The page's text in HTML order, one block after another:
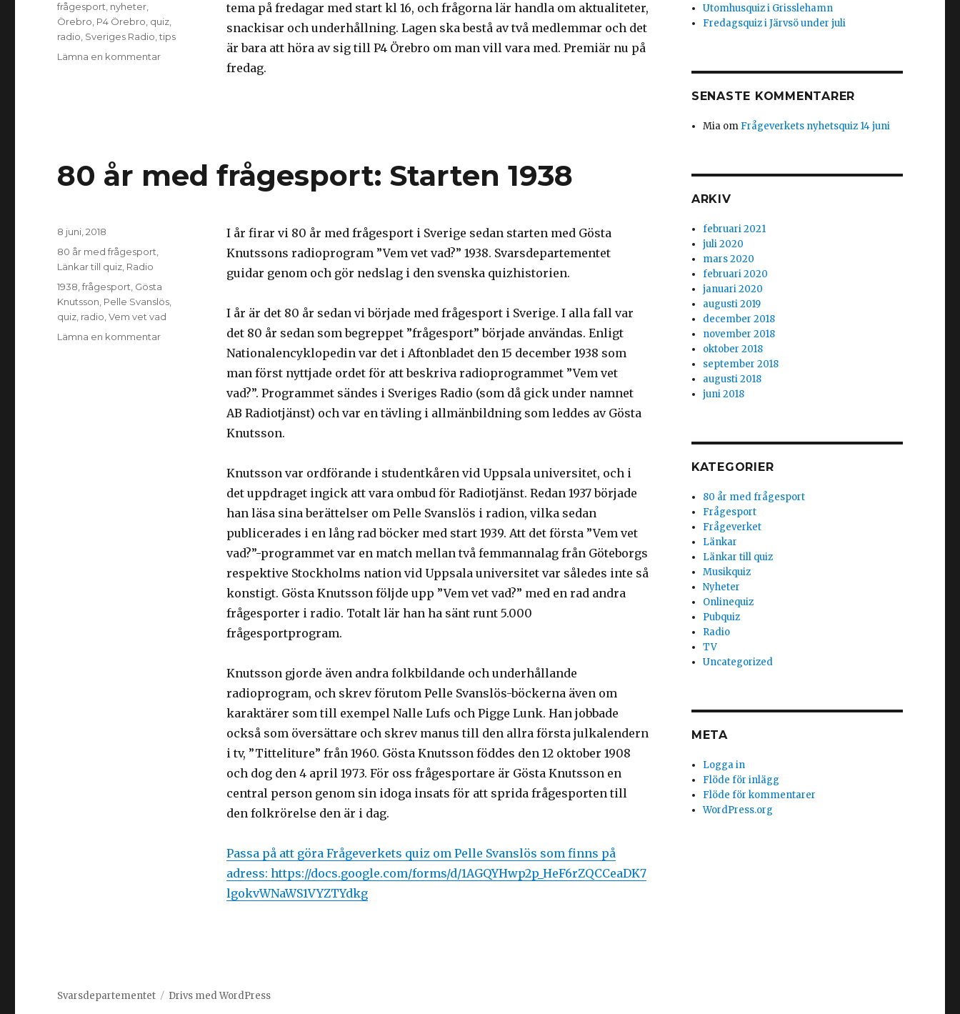
tema på fredagar med start kl 16, och frågorna lär handla om aktualiteter,
snackisar och underhållning. Lagen ska bestå av två medlemmar och det
är bara att höra av sig till P4 Örebro om man vill vara med. Premiär nu på
fredag.
Taggar
frågesport nyheter
Örebro P4 Örebro quiz
radio Sveriges Radio ,tips
Lämna en kommentar
80 år med frågesport: Starten 1938
I år firar vi 80 år med frågesport i Sverige sedan starten med Gösta
Knutssons radioprogram ”Vem vet vad?” 1938. Svarsdepartementet
guidar genom och gör nedslag i den svenska quizhistorien.
I år är det 80 år sedan vi började med frågesport i Sverige. I alla fall var
det 80 år sedan som begreppet ”frågesport” började användas. Enligt
Nationalencyklopedin var det i Aftonbladet den 15 december 1938 som
man först nyttjade ordet för att beskriva radioprogrammet ”Vem vet
vad?”. Programmet sändes i Sveriges Radio (som då gick under namnet
AB Radiotjänst) och var en tävling i allmänbildning som leddes av Gösta
Knutsson.
Knutsson var ordförande i studentkåren vid Uppsala universitet, och i
det uppdraget ingick att vara ombud för Radiotjänst. Redan 1937 började
han läsa sina berättelser om Pelle Svanslös i radion, vilka sedan
publicerades i en lång rad böcker med start 1939. Att det första ”Vem vet
vad?”-programmet var en match mellan två femmannalag från Göteborgs
respektive Stockholms nation vid Uppsala universitet var således inte så
konstigt. Gösta Knutsson följde upp ”Vem vet vad?” med en rad andra
frågesporter i radio. Totalt lär han ha sänt runt 5.000
frågesportprogram.
Knutsson gjorde även andra folkbildande och underhållande
radioprogram, och skrev förutom Pelle Svanslös-böckerna även om
karaktärer som till exempel Nalle Lufs och Pigge Lunk. Han jobbade
också som översättare och skrev manus till den allra första julkalendern
i tv, ”Titteliture” från 1960. Gösta Knutsson föddes den 12 oktober 1908
och dog den 4 april 1973. För oss frågesportare är Gösta Knutsson en
central person genom sin idoga insats för att sprida frågesporten till
den folkrörelse den är i dag.
Passa på att göra Frågeverkets quiz om Pelle Svanslös som finns på
adress: https://docs.google.com/forms/d/1AGQYHwp2p_HeF6rZQCCeaDK7
lgokvWNaWS1VYZTYdkg
Postat
8 juni, 2018
Kategorier
80 år med frågesport
Länkar till quiz Radio
Taggar
1938 ,frågesport Gösta
Knutsson Pelle Svanslös
quiz radio ,Vem vet vad
Lämna en kommentar
Utomhusquiz i Grisslehamn
Fredagsquiz i Järvsö under juli
SENASTE KOMMENTARER
Mia om Frågeverkets nyhetsquiz 14 juni
ARKIV
februari 2021
juli 2020
mars 2020
februari 2020
januari 2020
augusti 2019
december 2018
november 2018
oktober 2018
september 2018
augusti 2018
juni 2018
KATEGORIER
80 år med frågesport
Frågesport
Frågeverket
Länkar
Länkar till quiz
Musikquiz
Nyheter
Onlinequiz
Pubquiz
Radio
TV
Uncategorized
META
Logga in
Flöde för inlägg
Flöde för kommentarer
WordPress.org
Svarsdepartementet Drivs med WordPress